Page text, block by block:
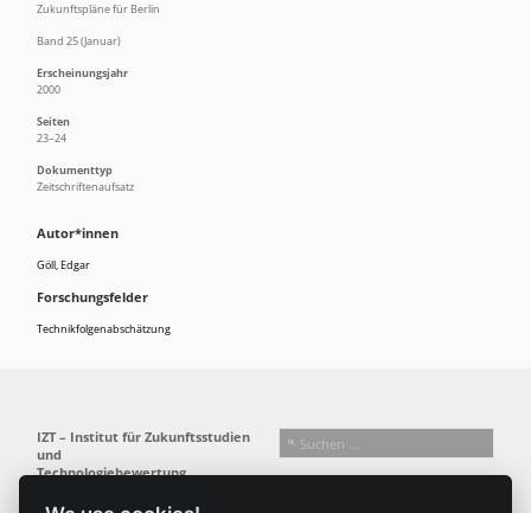
Autor*innen
Göll, Edgar
Forschungsfelder
Technikfolgenabschätzung
Zukunftspläne für Berlin
Band 25 (Januar)
Erscheinungsjahr
2000
Seiten
23–24
Dokumenttyp
Zeitschriftenaufsatz
IZT – Institut für Zukunftsstudien
und
Technologiebewertung